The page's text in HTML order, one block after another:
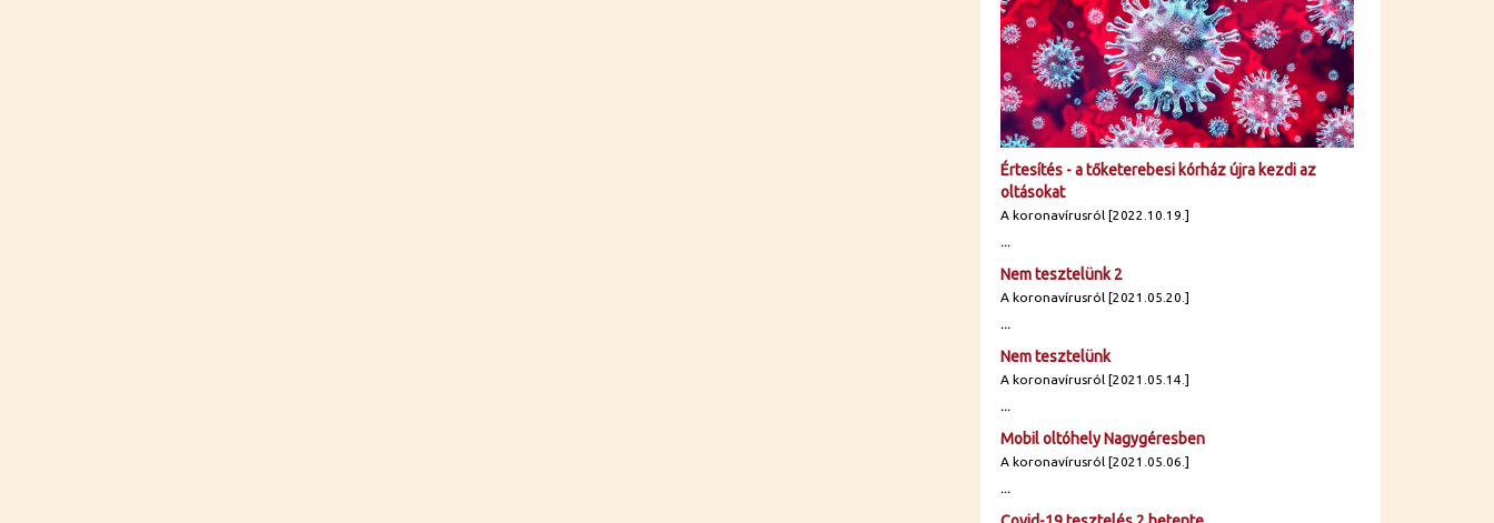
Értesítés - a tőketerebesi kórház újra kezdi az
oltásokat
A koronavírusról [2022.10.19.]
...
Nem tesztelünk 2
A koronavírusról [2021.05.20.]
...
Nem tesztelünk
A koronavírusról [2021.05.14.]
...
Mobil oltóhely Nagygéresben
A koronavírusról [2021.05.06.]
...